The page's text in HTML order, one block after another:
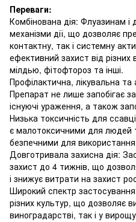
Переваги:
Комбінована дія: Флуазинам
механізми дії, що дозволяє
контактну, так і системну
ефективний захист від
мілдью, фітофтороз та інші.
Профілактична, лікувальна
Препарат не лише запобігає
існуючі ураження, а також
Низька токсичність для
є малотоксичними для людей
безпечними для використання
Довготривала захисна дія:
захист до 4 тижнів, що
і знижує витрати на захист
Широкий спектр
різних культур, що дозволяє
виноградарстві, так і у